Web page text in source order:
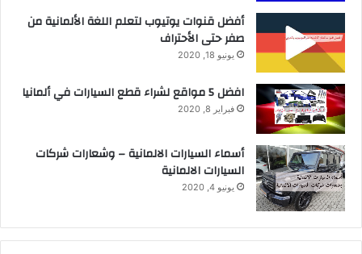
أفضل قنوات يوتيوب لتعلم اللغة الألمانية من
صفر حتى الأحتراف
يونيو 18, 2020
افضل 5 مواقع لشراء قطع السيارات في ألمانيا
فبراير 8, 2020
أسماء السيارات الالمانية – وشعارات شركات
السيارات الالمانية
يونيو 4, 2020